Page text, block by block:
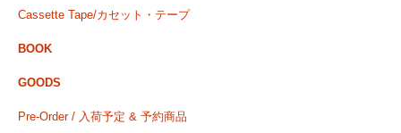
Cassette Tape/カセット・テープ
BOOK
GOODS
Pre-Order / 入荷予定 & 予約商品